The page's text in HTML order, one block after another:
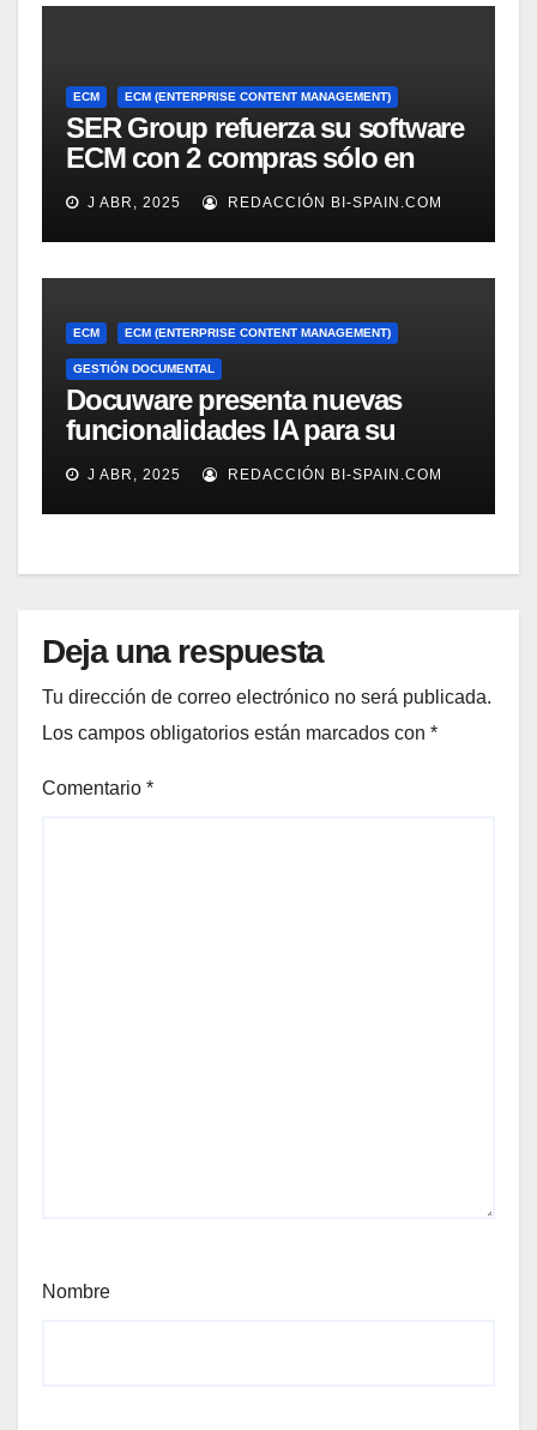
ECM ECM (ENTERPRISE CONTENT MANAGEMENT)
SER Group refuerza su software
ECM con 2 compras sólo en
marzo
J ABR, 2025 REDACCIÓN BI-SPAIN.COM
ECM ECM (ENTERPRISE CONTENT MANAGEMENT)
GESTIÓN DOCUMENTAL
Docuware presenta nuevas
funcionalidades IA para su
gestión documental
J ABR, 2025 REDACCIÓN BI-SPAIN.COM
Deja una respuesta
Tu dirección de correo electrónico no será publicada.
Los campos obligatorios están marcados con *
Comentario *
Nombre